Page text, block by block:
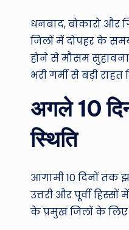
धनबाद, बोकारो और
जिलों में दोपहर के
होने से मौसम
भरी गर्मी से बड़ी राहत
अगले 10
स्थिति
आगामी 10 दिनों तक
उत्तरी और पूर्वी
के प्रमुख जिलों के